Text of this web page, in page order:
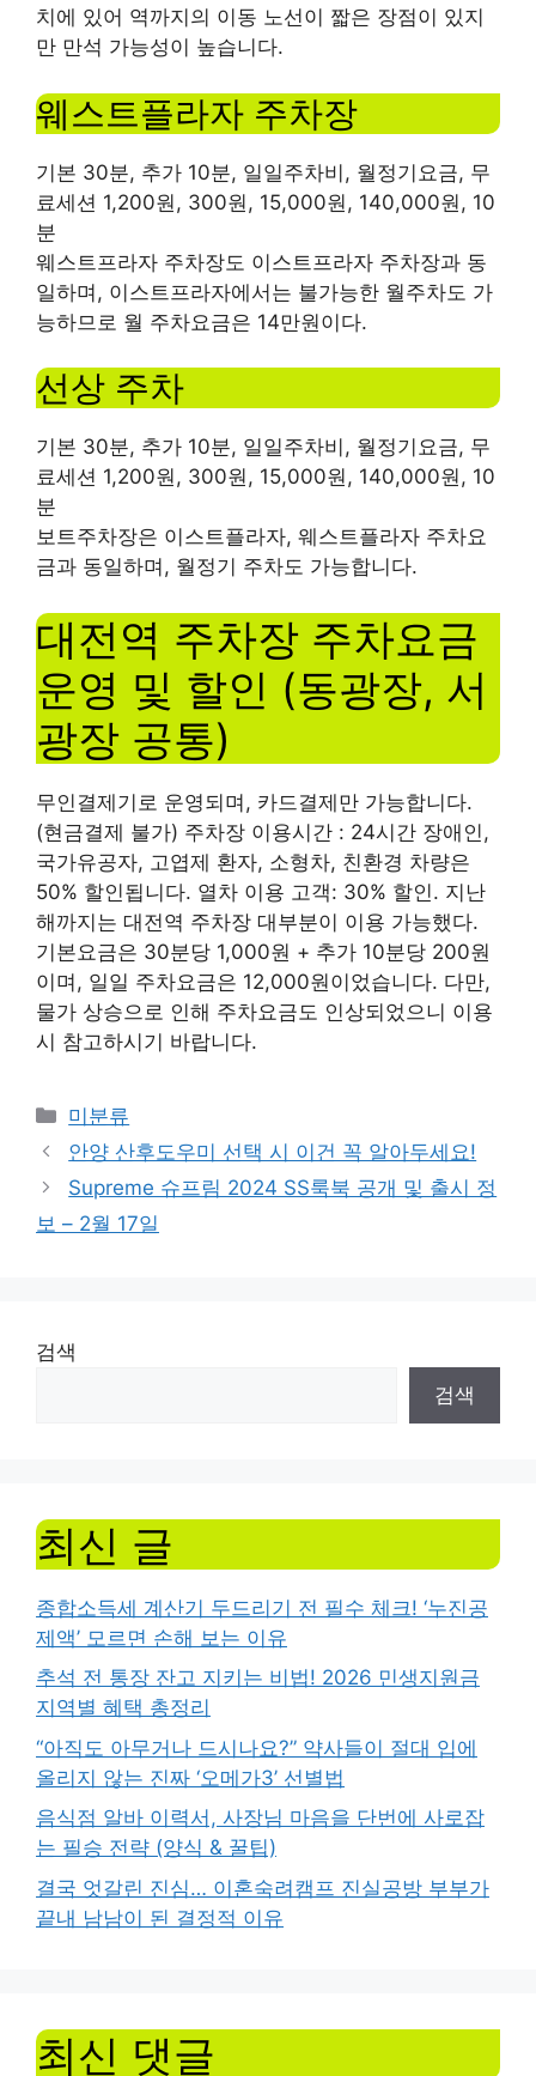
치에 있어 역까지의 이동 노선이 짧은 장점이 있지
만 만석 가능성이 높습니다.
웨스트플라자 주차장
기본 30분, 추가 10분, 일일주차비, 월정기요금, 무
료세션 1,200원, 300원, 15,000원, 140,000원, 10
분
웨스트프라자 주차장도 이스트프라자 주차장과 동
일하며, 이스트프라자에서는 불가능한 월주차도 가
능하므로 월 주차요금은 14만원이다.
선상 주차
기본 30분, 추가 10분, 일일주차비, 월정기요금, 무
료세션 1,200원, 300원, 15,000원, 140,000원, 10
분
보트주차장은 이스트플라자, 웨스트플라자 주차요
금과 동일하며, 월정기 주차도 가능합니다.
대전역 주차장 주차요금
운영 및 할인 (동광장, 서
광장 공통)
무인결제기로 운영되며, 카드결제만 가능합니다.
(현금결제 불가) 주차장 이용시간 : 24시간 장애인,
국가유공자, 고엽제 환자, 소형차, 친환경 차량은
50% 할인됩니다. 열차 이용 고객: 30% 할인. 지난
해까지는 대전역 주차장 대부분이 이용 가능했다.
기본요금은 30분당 1,000원 ​​+ 추가 10분당 200원
이며, 일일 주차요금은 12,000원이었습니다. 다만,
물가 상승으로 인해 주차요금도 인상되었으니 이용
시 참고하시기 바랍니다.
Categories
미분류
안양 산후도우미 선택 시 이건 꼭 알아두세요!
Supreme 슈프림 2024 SS룩북 공개 및 출시 정
보 – 2월 17일
검색
검색
최신 글
종합소득세 계산기 두드리기 전 필수 체크! ‘누진공
제액’ 모르면 손해 보는 이유
추석 전 통장 잔고 지키는 비법! 2026 민생지원금
지역별 혜택 총정리
“아직도 아무거나 드시나요?” 약사들이 절대 입에
올리지 않는 진짜 ‘오메가3’ 선별법
음식점 알바 이력서, 사장님 마음을 단번에 사로잡
는 필승 전략 (양식 & 꿀팁)
결국 엇갈린 진심… 이혼숙려캠프 진실공방 부부가
끝내 남남이 된 결정적 이유
최신 댓글